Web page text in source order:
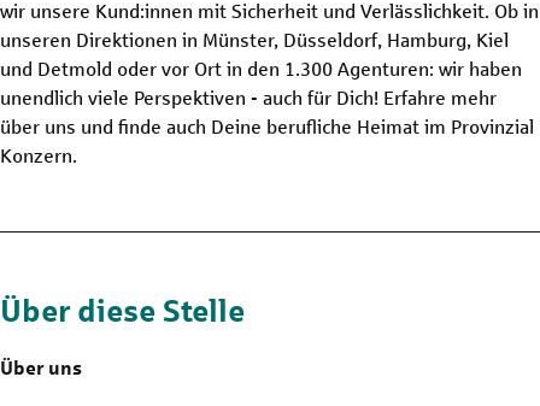
wir unsere Kund:innen mit Sicherheit und Verlässlichkeit. Ob in
unseren Direktionen in Münster, Düsseldorf, Hamburg, Kiel
und Detmold oder vor Ort in den 1.300 Agenturen: wir haben
unendlich viele Perspektiven - auch für Dich! Erfahre mehr
über uns und finde auch Deine berufliche Heimat im Provinzial
Konzern.
Über diese Stelle
Über uns